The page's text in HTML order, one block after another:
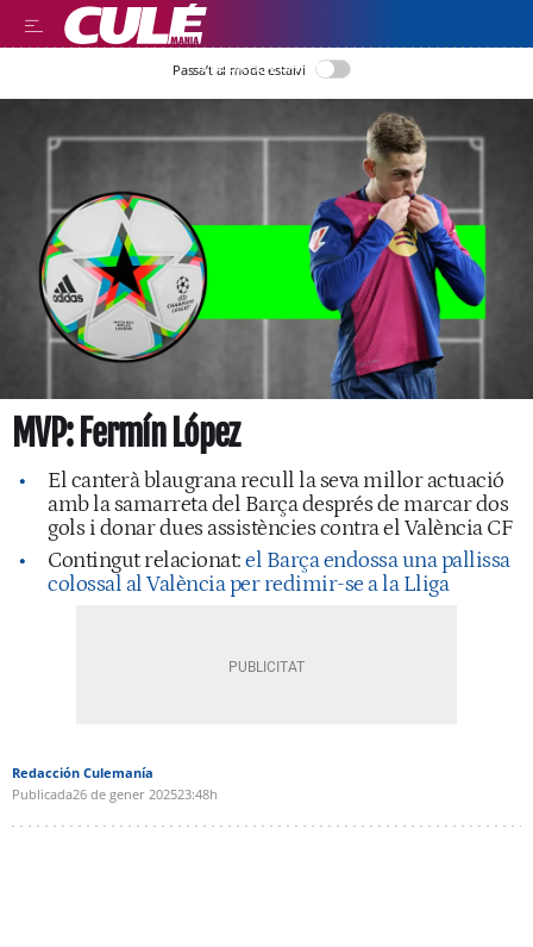
LLEGIR EN CATALÀ
Passa’t al mode estalvi
MVP: Fermín López
El canterà blaugrana recull la seva millor actuació
amb la samarreta del Barça després de marcar dos
gols i donar dues assistències contra el València CF
Contingut relacionat:el Barça endossa una pallissa
colossal al València per redimir-se a la Lliga
Redacción Culemanía
Publicada26 de gener 202523:48h